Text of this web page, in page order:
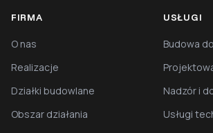
FIRMA
O nas
Realizacje
Działki budowlane
Obszar działania
USŁUGI
Budowa
Nadzór i
Usługi